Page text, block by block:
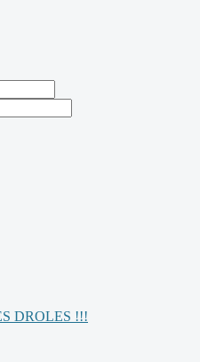
DROLES !!!